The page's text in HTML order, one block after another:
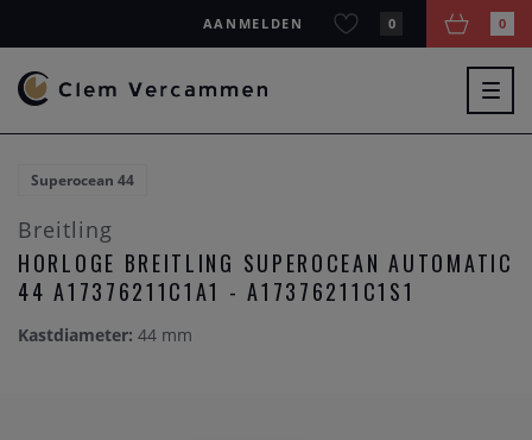
AANMELDEN 0 0
Superocean 44
Breitling
HORLOGE BREITLING SUPEROCEAN AUTOMATIC
44 A17376211C1A1 - A17376211C1S1
Kastdiameter: 44 mm